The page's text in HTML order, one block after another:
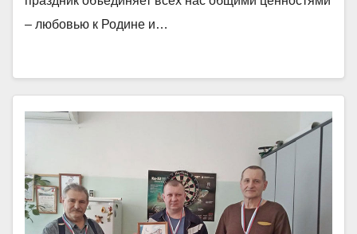
– любовью к Родине и…